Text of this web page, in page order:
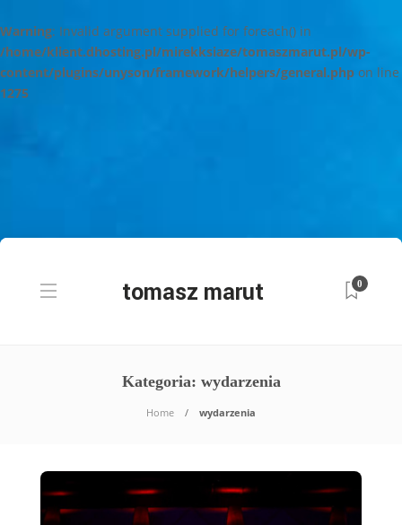
Warning: Invalid argument supplied for foreach() in
/home/klient.dhosting.pl/mirekksiaze/tomaszmarut.pl/wp-
content/plugins/unyson/framework/helpers/general.php on line
1275
0
Kategoria: wydarzenia
Home wydarzenia